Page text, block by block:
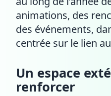
animations, des
des événements,
centrée sur le lien
Un espace
renforcer